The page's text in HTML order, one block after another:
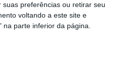
preferências ou retirar seu
voltando a este site e
parte inferior da página.
são
posição